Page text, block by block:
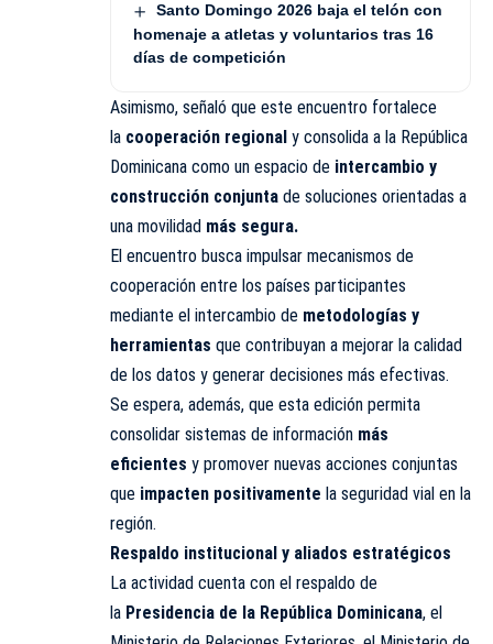
Santo Domingo 2026 baja el telón con
homenaje a atletas y voluntarios tras 16
días de competición
Asimismo, señaló que este encuentro fortalece
la cooperación regional y consolida a la República
Dominicana como un espacio de intercambio y
construcción conjunta de soluciones orientadas a
una movilidad más segura.
El encuentro busca impulsar mecanismos de
cooperación entre los países participantes
mediante el intercambio de metodologías y
herramientas que contribuyan a mejorar la calidad
de los datos y generar decisiones más efectivas.
Se espera, además, que esta edición permita
consolidar sistemas de información más
eficientes y promover nuevas acciones conjuntas
que impacten positivamente la seguridad vial en la
región.
Respaldo institucional y aliados estratégicos
La actividad cuenta con el respaldo de
la Presidencia de la República Dominicana, el